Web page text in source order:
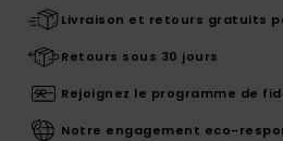
Livraison et retours gratuits
Retours sous 30 jours
Rejoignez le programme de
Notre engagement eco-